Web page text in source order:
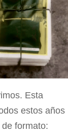
Esta
estos años
formato: